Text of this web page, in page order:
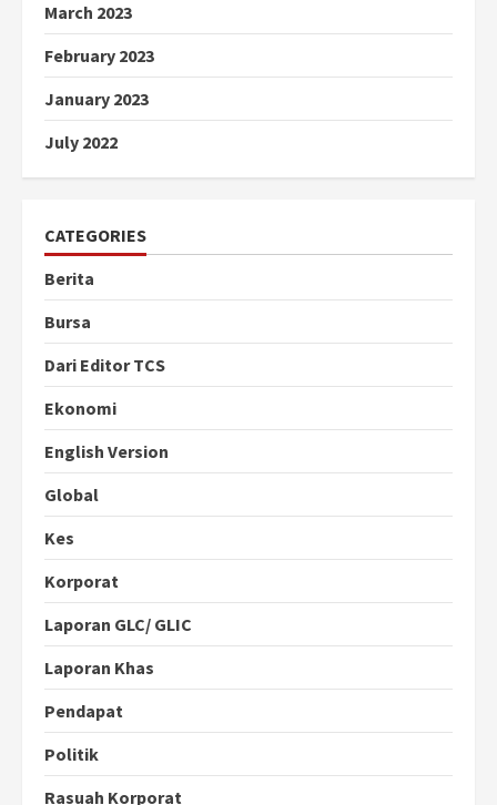
March 2023
February 2023
January 2023
July 2022
CATEGORIES
Berita
Bursa
Dari Editor TCS
Ekonomi
English Version
Global
Kes
Korporat
Laporan GLC/ GLIC
Laporan Khas
Pendapat
Politik
Rasuah Korporat